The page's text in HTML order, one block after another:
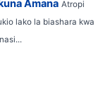
Amana Atropi
lako la biashara kwa